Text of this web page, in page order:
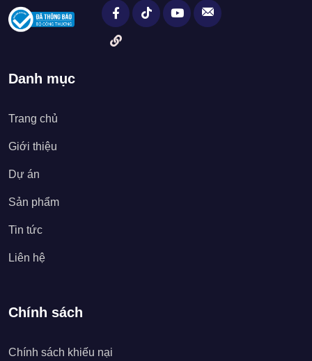
Danh mục
Trang chủ
Giới thiệu
Dự án
Sản phẩm
Tin tức
Liên hệ
Chính sách
Chính sách khiếu nại